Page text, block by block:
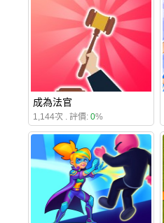
成為法官
1,144次 . 評價: 0%